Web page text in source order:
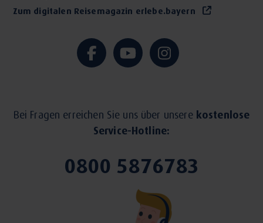
Zum digitalen Reisemagazin erlebe.bayern
Bei Fragen erreichen Sie uns über unsere kostenlose
Service-Hotline:
0800 5876783